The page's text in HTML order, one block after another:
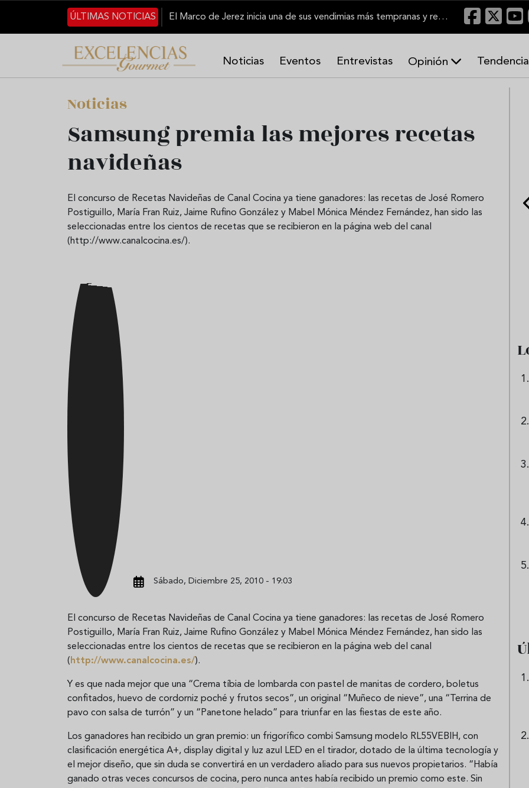
Pasar al contenido principal
ÚLTIMAS NOTICIAS
El Marco de Jerez inicia una de sus vendimias más tempranas y recupera producción
Noticias Eventos Entrevistas Opinión
n
í
Noticias
Samsung premia las mejores recetas
navideñas
El concurso de Recetas Navideñas de Canal Cocina ya tiene ganadores: las recetas de José Romero
Postiguillo, María Fran Ruiz, Jaime Rufino González y Mabel Mónica Méndez Fernández, han sido las
seleccionadas entre los cientos de recetas que se recibieron en la página web del canal
(http://www.canalcocina.es/).
Sábado, Diciembre 25, 2010 - 19:03
El concurso de Recetas Navideñas de Canal Cocina ya tiene ganadores: las recetas de José Romero
Postiguillo, María Fran Ruiz, Jaime Rufino González y Mabel Mónica Méndez Fernández, han sido las
seleccionadas entre los cientos de recetas que se recibieron en la página web del canal
( http://www.canalcocina.es/).
Y es que nada mejor que una “Crema tíbia de lombarda con pastel de manitas de cordero, boletus
confitados, huevo de cordorniz poché y frutos secos”, un original “Muñeco de nieve”, una “Terrina de
pavo con salsa de turrón” y un “Panetone helado” para triunfar en las fiestas de este año.
Los ganadores han recibido un gran premio: un frigorífico combi Samsung modelo RL55VEBIH, con
clasificación energética A+, display digital y luz azul LED en el tirador, dotado de la última tecnología y
el mejor diseño, que sin duda se convertirá en un verdadero aliado para sus nuevos propietarios. “Había
ganado otras veces concursos de cocina, pero nunca antes había recibido un premio como este. Sin
del verano